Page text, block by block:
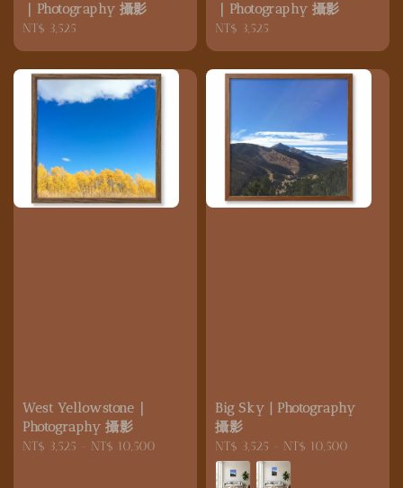
｜Photography 攝影
Regular
NT$ 3,525
｜Photography 攝影
Regular
NT$ 3,525
West Yellowstone｜
Photography 攝影
Regular
NT$ 3,525 NT$ 10,500
Big Sky | Photography
攝影
Regular
price
NT$ 3,525 NT$ 10,500